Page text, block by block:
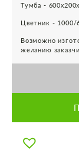
Тумба -
Цветник - 1000/
Возможно
желанию